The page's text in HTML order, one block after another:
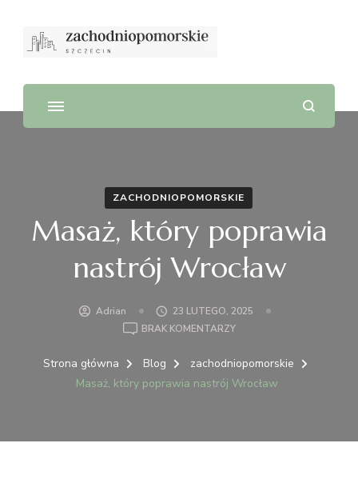
ZACHODNIOPOMORSKIE
Masaż, który poprawia
nastrój Wrocław
Adrian
23 LUTEGO, 2025
BRAK KOMENTARZYDO
KTÓRY
POPRAWIA
Strona główna Blog
zachodniopomorskie
Masaż, który poprawia nastrój Wrocław